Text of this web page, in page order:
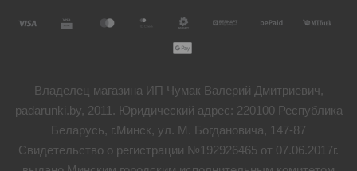
Владелец магазина ИП Чумак Валерий Дмитриевич,
padarunki.by, 2011. Юридический адрес: 220100 Республика
Беларусь, г.Минск, ул. М. Богдановича, 147-87
Свидетельство о регистрации №192926465 от 07.06.2017г.